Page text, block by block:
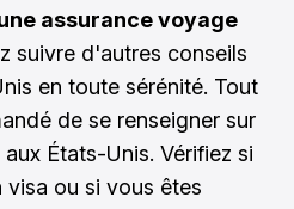
assurance voyage
suivre d'autres conseils
en toute sérénité. Tout
de se renseigner sur
États-Unis. Vérifiez si
ou si vous êtes